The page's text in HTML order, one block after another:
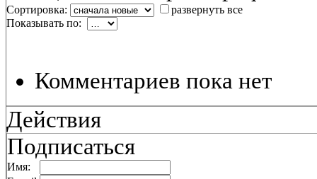
Сортировка:
развернуть все
Показывать по:
Комментариев пока нет
Действия
Подписаться
Имя: